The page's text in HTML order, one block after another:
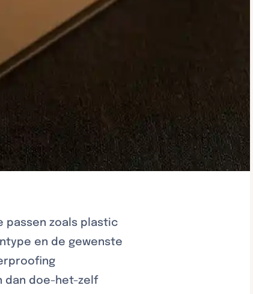
passen zoals plastic
en de gewenste
dan doe-het-zelf